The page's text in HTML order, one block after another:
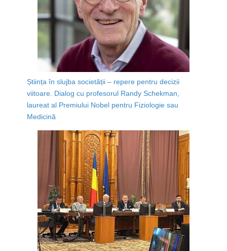
Știința în slujba societății – repere pentru decizii
viitoare. Dialog cu profesorul Randy Schekman,
laureat al Premiului Nobel pentru Fiziologie sau
Medicină